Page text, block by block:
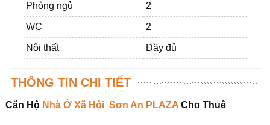
Phòng ngủ 2
WC 2
Nội thất Đầy đủ
THÔNG TIN CHI TIẾT
Căn Hộ Nhà Ở Xã Hội Sơn An PLAZACho Thuê